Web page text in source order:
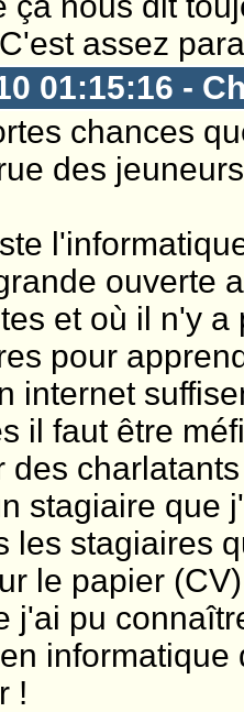
assez
01:15:16 -
chances
des
ouverte
et où il n'y
pour
internet
il faut être
des
stagiaire que
les stagiaires
le papier
j'ai pu
!